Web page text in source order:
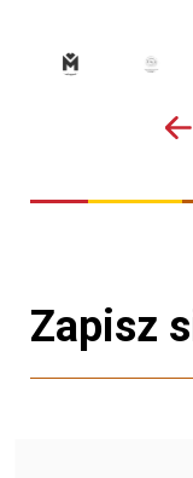
Zapisz